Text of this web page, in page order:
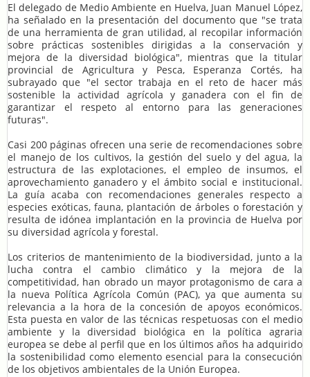
El delegado de Medio Ambiente en Huelva, Juan Manuel López,
ha señalado en la presentación del documento que "se trata
de una herramienta de gran utilidad, al recopilar información
sobre prácticas sostenibles dirigidas a la conservación y
mejora de la diversidad biológica", mientras que la titular
provincial de Agricultura y Pesca, Esperanza Cortés, ha
subrayado que "el sector trabaja en el reto de hacer más
sostenible la actividad agrícola y ganadera con el fin de
garantizar el respeto al entorno para las generaciones
futuras".
Casi 200 páginas ofrecen una serie de recomendaciones sobre
el manejo de los cultivos, la gestión del suelo y del agua, la
estructura de las explotaciones, el empleo de insumos, el
aprovechamiento ganadero y el ámbito social e institucional.
La guía acaba con recomendaciones generales respecto a
especies exóticas, fauna, plantación de árboles o forestación y
resulta de idónea implantación en la provincia de Huelva por
su diversidad agrícola y forestal.
Los criterios de mantenimiento de la biodiversidad, junto a la
lucha contra el cambio climático y la mejora de la
competitividad, han obrado un mayor protagonismo de cara a
la nueva Política Agrícola Común (PAC), ya que aumenta su
relevancia a la hora de la concesión de apoyos económicos.
Esta puesta en valor de las técnicas respetuosas con el medio
ambiente y la diversidad biológica en la política agraria
europea se debe al perfil que en los últimos años ha adquirido
la sostenibilidad como elemento esencial para la consecución
de los objetivos ambientales de la Unión Europea.